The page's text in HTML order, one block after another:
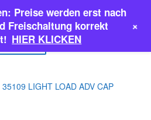
Menü
35109 LIGHT LOAD ADV CAP
Preise werden erst nach
Freischaltung korrekt
HIER KLICKEN
+